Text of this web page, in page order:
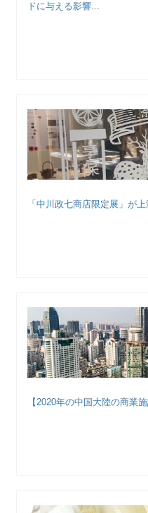
ドに与える影響...
「中川政七商店限定展」が
【2020年の中国大陸の商業